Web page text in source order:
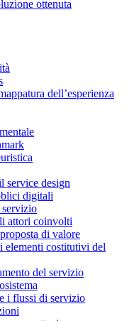
ottenuta
dell’esperienza
service design
digitali
attori coinvolti
di valore
elementi costitutivi del
del servizio
i flussi di servizio